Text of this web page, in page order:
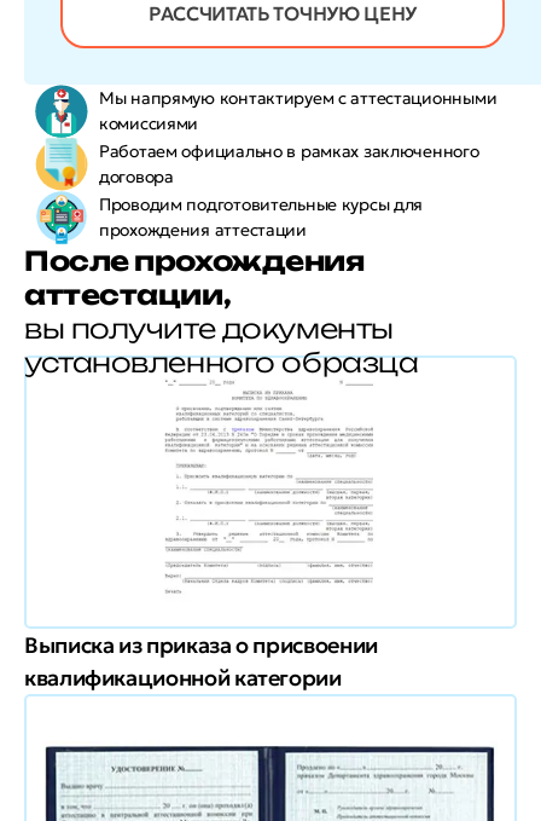
РАССЧИТАТЬ ТОЧНУЮ ЦЕНУ
Мы напрямую контактируемс аттестационными
комиссиями
Работаем официально в рамках заключенного
договора
Проводим подготовительные курсы для
прохождения аттестации
После прохождения
аттестации,
вы получите документы
установленного образца
Выписка из приказа о присвоении
квалификационной категории